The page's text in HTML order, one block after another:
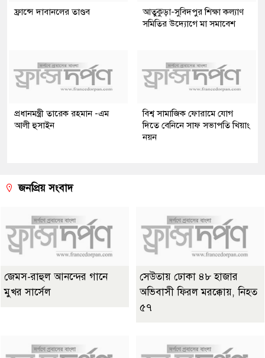
ফ্রান্সে দাবানলের তাণ্ডব
আতুকুড়া-সুবিদপুর শিক্ষা কল্যাণ
সমিতির উদ্যোগে মা সমাবেশ
প্রধানমন্ত্রী তারেক রহমান -এম
আলী হুসাইন
বিশ্ব সামাজিক ফোরামে যোগ
দিতে বেনিনে সাফ সভাপতি খিয়াং
নয়ন
জনপ্রিয় সংবাদ
জেমস-রাহুল আনন্দের গানে
মুখর সার্সেল
সেউতায় ঢোকা ৪৮ হাজার
অভিবাসী ফিরল মরক্কোয়, নিহত
৫৭